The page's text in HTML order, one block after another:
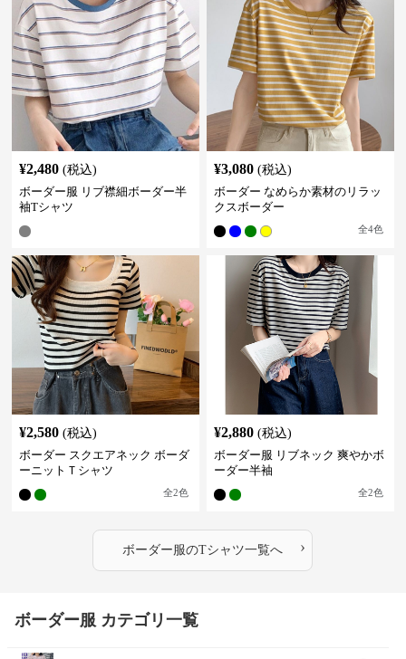
¥2,480 (税込)
ボーダー服 リブ襟細ボーダー半
袖Tシャツ
¥3,080 (税込)
ボーダー なめらか素材のリラッ
クスボーダー
全4色
¥2,580 (税込)
ボーダー スクエアネック ボーダ
ーニットＴシャツ
全2色
¥2,880 (税込)
ボーダー服 リブネック 爽やかボ
ーダー半袖
全2色
ボーダー服のTシャツ一覧へ ›
ボーダー服 カテゴリ一覧